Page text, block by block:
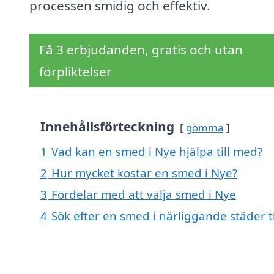
processen smidig och effektiv.
Få 3 erbjudanden, gratis och utan
förpliktelser
Innehållsförteckning gömma
1 Vad kan en smed i Nye hjälpa till med?
2 Hur mycket kostar en smed i Nye?
3 Fördelar med att välja smed i Nye
4 Sök efter en smed i närliggande städer